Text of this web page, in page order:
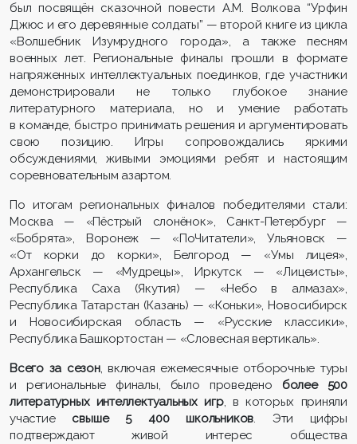
был посвящён сказочной повести А.М. Волкова “Урфин
Джюс и его деревянные солдаты” — второй книге из цикла
«Волшебник Изумрудного города», а также песням
военных лет. Региональные финалы прошли в формате
напряженных интеллектуальных поединков, где участники
демонстрировали не только глубокое знание
литературного материала, но и умение работать
в команде, быстро принимать решения и аргументировать
свою позицию. Игры сопровождались яркими
обсуждениями, живыми эмоциями ребят и настоящим
соревновательным азартом.
По итогам региональных финалов победителями стали:
Москва — «Пёстрый слонёнок», Санкт-Петербург —
«Бобрята», Воронеж — «ПоЧитатели», Ульяновск —
«От корки до корки», Белгород — «Умы лицея»,
Архангельск — «Мудрецы», Иркутск — «Лицеисты»,
Республика Саха (Якутия) — «Небо в алмазах»,
Республика Татарстан (Казань) — «Коньки», Новосибирск
и Новосибирская область — «Русские классики»,
Республика Башкортостан — «Словесная вертикаль».
Всего за сезон, включая ежемесячные отборочные туры
и региональные финалы, было проведено более 500
литературных интеллектуальных игр, в которых приняли
участие свыше 5 400 школьников. Эти цифры
подтверждают живой интерес общества